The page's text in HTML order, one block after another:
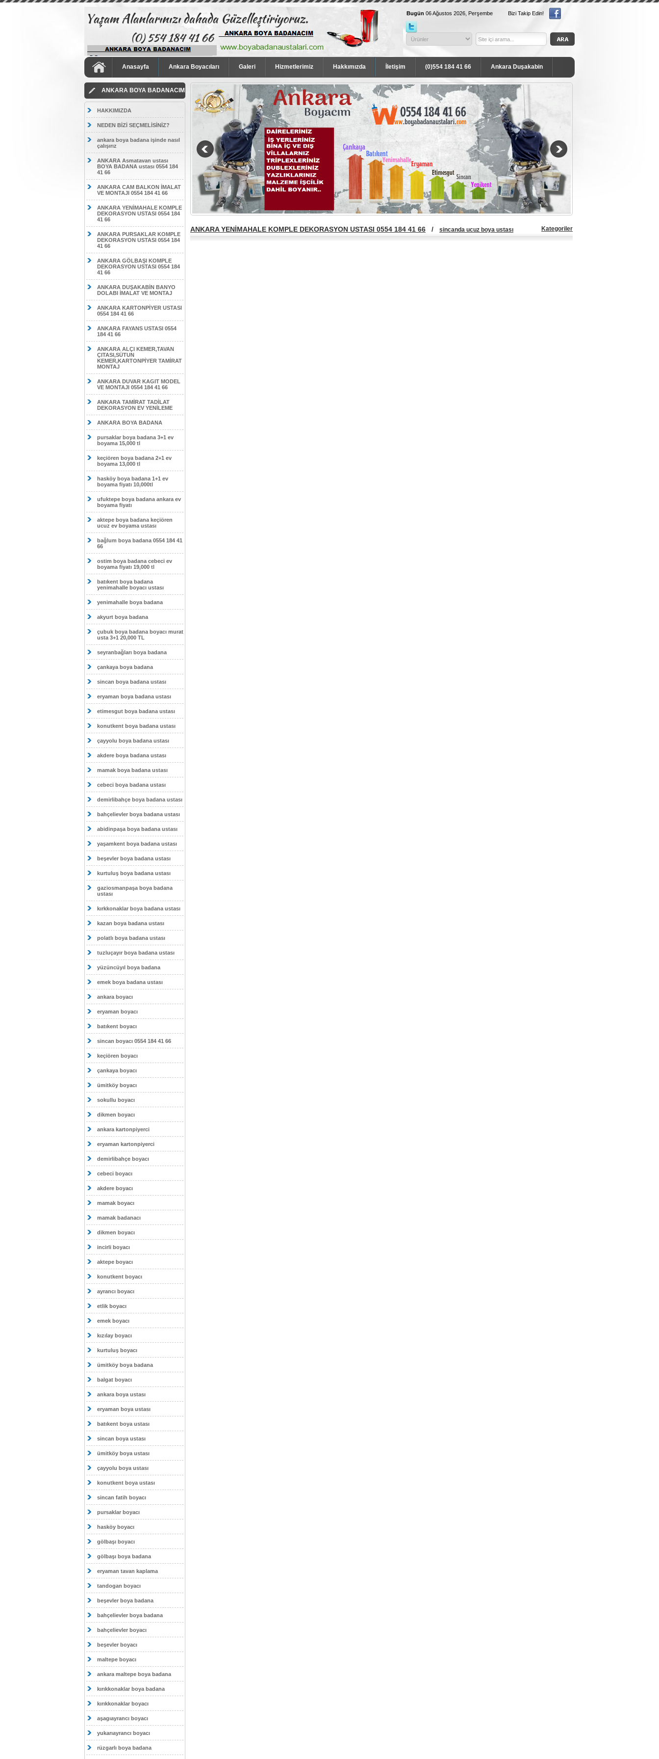
Bugün 06 Ağustos 2026, Perşembe Bizi Takip Edin!
Anasayfa Ankara Boyacıları Galeri Hizmetlerimiz Hakkımızda İletişim (0)554 184 41 66 Ankara Duşakabin
ANKARA BOYA BADANACIM
HAKKIMIZDA
NEDEN BİZİ SEÇMELİSİNİZ?
ankara boya badana işinde nasıl
çalışırız
ANKARA Asmatavan ustası
BOYA BADANA ustası 0554 184
41 66
ANKARA CAM BALKON İMALAT
VE MONTAJI 0554 184 41 66
ANKARA YENİMAHALE KOMPLE
DEKORASYON USTASI 0554 184
41 66
ANKARA PURSAKLAR KOMPLE
DEKORASYON USTASI 0554 184
41 66
ANKARA GÖLBAŞI KOMPLE
DEKORASYON USTASI 0554 184
41 66
ANKARA DUŞAKABİN BANYO
DOLABI İMALAT VE MONTAJ
ANKARA KARTONPİYER USTASI
0554 184 41 66
ANKARA FAYANS USTASI 0554
184 41 66
ANKARA ALÇI KEMER,TAVAN
ÇITASI,SÜTUN
KEMER,KARTONPİYER TAMİRAT
MONTAJ
ANKARA DUVAR KAGIT MODEL
VE MONTAJI 0554 184 41 66
ANKARA TAMİRAT TADİLAT
DEKORASYON EV YENİLEME
ANKARA BOYA BADANA
pursaklar boya badana 3+1 ev
boyama 15,000 tl
keçiören boya badana 2+1 ev
boyama 13,000 tl
hasköy boya badana 1+1 ev
boyama fiyatı 10,000tl
ufuktepe boya badana ankara ev
boyama fiyatı
aktepe boya badana keçiören
ucuz ev boyama ustası
bağlum boya badana 0554 184 41
66
ostim boya badana cebeci ev
boyama fiyatı 19,000 tl
batıkent boya badana
yenimahalle boyacı ustası
yenimahalle boya badana
akyurt boya badana
çubuk boya badana boyacı murat
usta 3+1 20,000 TL
seyranbağları boya badana
çankaya boya badana
sincan boya badana ustası
eryaman boya badana ustası
etimesgut boya badana ustası
konutkent boya badana ustası
çayyolu boya badana ustası
akdere boya badana ustası
mamak boya badana ustası
cebeci boya badana ustası
demirlibahçe boya badana ustası
bahçelievler boya badana ustası
abidinpaşa boya badana ustası
yaşamkent boya badana ustası
beşevler boya badana ustası
kurtuluş boya badana ustası
gaziosmanpaşa boya badana
ustası
kırkkonaklar boya badana ustası
kazan boya badana ustası
polatlı boya badana ustası
tuzluçayır boya badana ustası
yüzüncüyıl boya badana
emek boya badana ustası
ankara boyacı
eryaman boyacı
batıkent boyacı
sincan boyacı 0554 184 41 66
keçiören boyacı
çankaya boyacı
ümitköy boyacı
sokullu boyacı
dikmen boyacı
ankara kartonpiyerci
eryaman kartonpiyerci
demirlibahçe boyacı
cebeci boyacı
akdere boyacı
mamak boyacı
mamak badanacı
dikmen boyacı
incirli boyacı
aktepe boyacı
konutkent boyacı
ayrancı boyacı
etlik boyacı
emek boyacı
kızılay boyacı
kurtuluş boyacı
ümitköy boya badana
balgat boyacı
ankara boya ustası
eryaman boya ustası
batıkent boya ustası
sincan boya ustası
ümitköy boya ustası
çayyolu boya ustası
konutkent boya ustası
sincan fatih boyacı
pursaklar boyacı
hasköy boyacı
gölbaşı boyacı
gölbaşı boya badana
eryaman tavan kaplama
tandogan boyacı
beşevler boya badana
bahçelievler boya badana
bahçelievler boyacı
beşevler boyacı
maltepe boyacı
ankara maltepe boya badana
kırıkkonaklar boya badana
kırıkkonaklar boyacı
aşagıayrancı boyacı
yukarıayrancı boyacı
rüzgarlı boya badana
ANKARA YENİMAHALE KOMPLE DEKORASYON USTASI 0554 184 41 66 / sincanda ucuz boya ustası Kategoriler